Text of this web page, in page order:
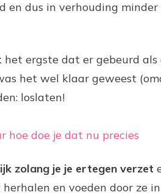
en dus in verhouding
ergste dat er gebeurd als
het wel klaar geweest
loslaten!
hoe doe je dat nu precies
zolang je je ertegen verzet
en voeden door ze